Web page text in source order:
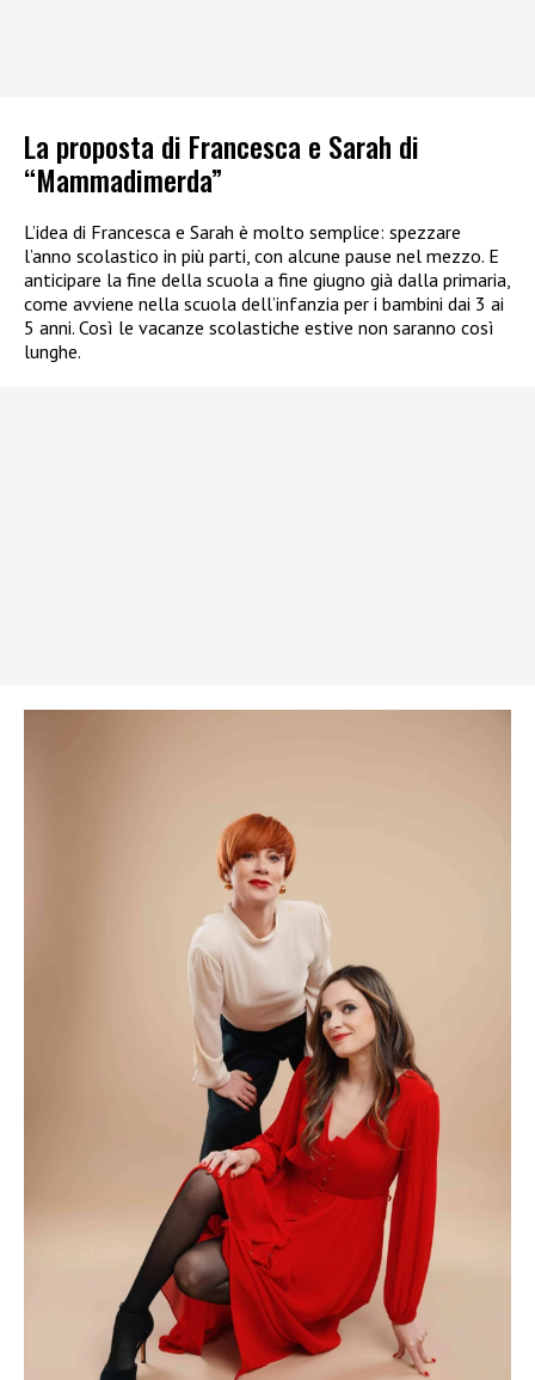
La proposta di Francesca e Sarah di
“Mammadimerda”
L’idea di Francesca e Sarah è molto semplice: spezzare
l’anno scolastico in più parti, con alcune pause nel mezzo. E
anticipare la fine della scuola a fine giugno già dalla primaria,
come avviene nella scuola dell’infanzia per i bambini dai 3 ai
5 anni. Così le vacanze scolastiche estive non saranno così
lunghe.